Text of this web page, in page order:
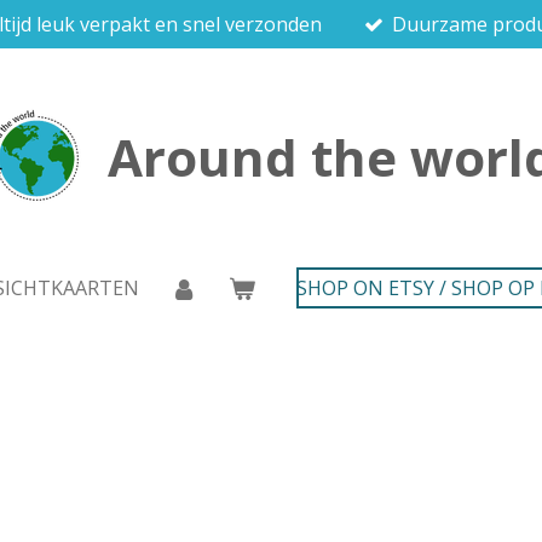
leuk verpakt en snel verzonden Duurzame
Around the
SHOP ON ETSY / SHOP OP